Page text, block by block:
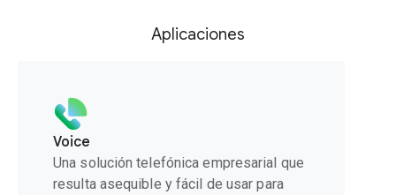
Aplicaciones
Voice
Una solución telefónica empresarial que
resulta asequible y fácil de usar para